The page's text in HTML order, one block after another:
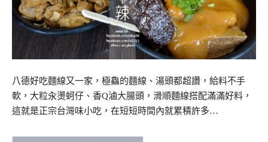
八德好吃麵線又一家，極鱻的麵線、湯頭都超讚，給料不手
軟，大粒汆燙蚵仔、香Q滷大腸頭，滑順麵線搭配滿滿好料，
這就是正宗台灣味小吃，在短短時間內就累積許多…